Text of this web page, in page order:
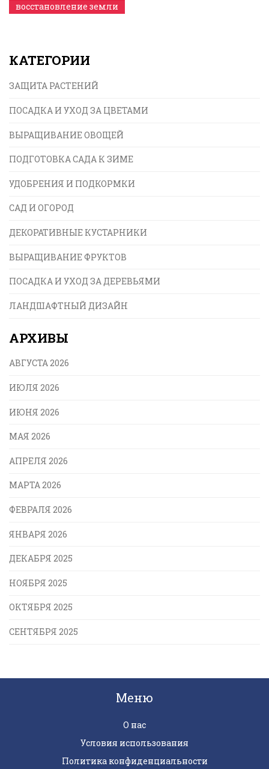
восстановление земли
КАТЕГОРИИ
ЗАЩИТА РАСТЕНИЙ
ПОСАДКА И УХОД ЗА ЦВЕТАМИ
ВЫРАЩИВАНИЕ ОВОЩЕЙ
ПОДГОТОВКА САДА К ЗИМЕ
УДОБРЕНИЯ И ПОДКОРМКИ
САД И ОГОРОД
ДЕКОРАТИВНЫЕ КУСТАРНИКИ
ВЫРАЩИВАНИЕ ФРУКТОВ
ПОСАДКА И УХОД ЗА ДЕРЕВЬЯМИ
ЛАНДШАФТНЫЙ ДИЗАЙН
АРХИВЫ
АВГУСТА 2026
ИЮЛЯ 2026
ИЮНЯ 2026
МАЯ 2026
АПРЕЛЯ 2026
МАРТА 2026
ФЕВРАЛЯ 2026
ЯНВАРЯ 2026
ДЕКАБРЯ 2025
НОЯБРЯ 2025
ОКТЯБРЯ 2025
СЕНТЯБРЯ 2025
Меню
О нас
Условия использования
Политика конфиденциальности